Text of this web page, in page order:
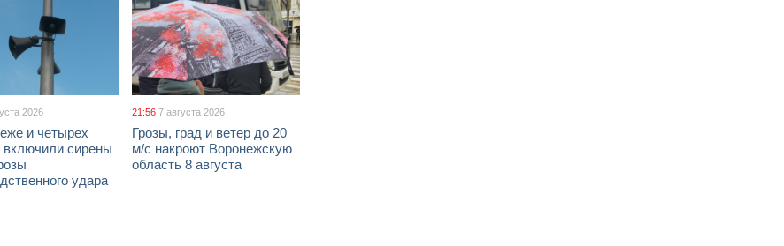
2026
и четырех
включили сирены
удара
21:56 7 августа 2026
Грозы, град и ветер до 20
м/с накроют Воронежскую
область 8 августа